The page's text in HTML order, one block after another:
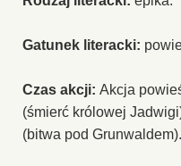
Gatunek literacki:
Czas akcji: Akcja
(śmierć królowej
(bitwa pod Grunwaldem).